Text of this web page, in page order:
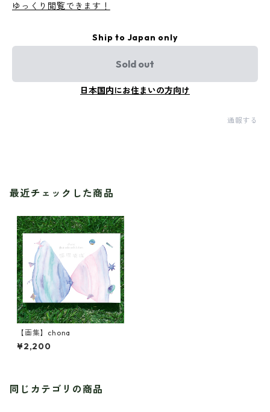
ゆっくり閲覧できます！
Ship to Japan only
Sold out
日本国内にお住まいの方向け
通報する
最近チェックした商品
【画集】chona
¥2,200
同じカテゴリの商品